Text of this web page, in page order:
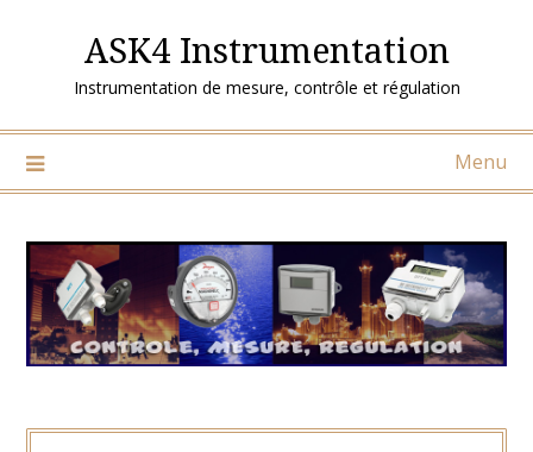
ASK4 Instrumentation
Instrumentation de mesure, contrôle et régulation
Menu